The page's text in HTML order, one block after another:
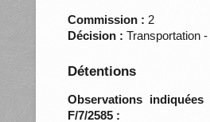
Commission : 2
Décision : Transportation
Détentions
Observations
F/7/2585 :